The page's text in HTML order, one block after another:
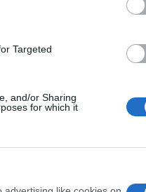
Targeted
and/or Sharing
for which it
Em especial,
prática de
de